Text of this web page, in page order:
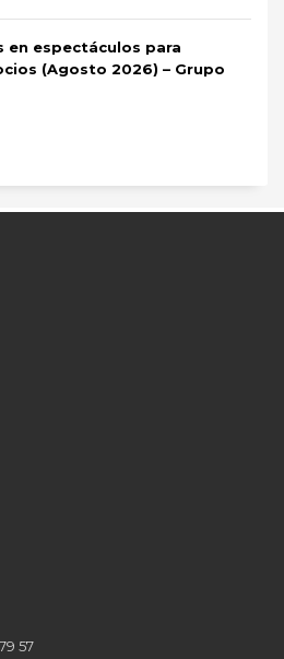
en espectáculos para
(Agosto 2026) – Grupo
57